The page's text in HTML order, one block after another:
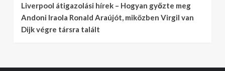
Liverpool átigazolási hírek – Hogyan győzte meg
Andoni Iraola Ronald Araújót, miközben Virgil van
Dijk végre társra talált